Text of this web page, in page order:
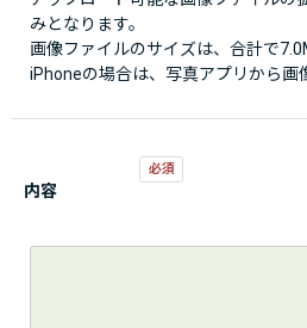
みとなります。
画像ファイルのサイズは、合計で
iPhoneの場合は、写真アプリから画
内容